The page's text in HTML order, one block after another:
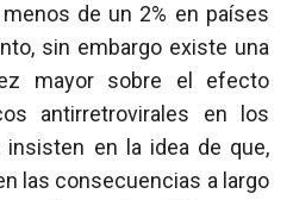
de un 2% en países
sin embargo existe una
mayor sobre el efecto
antirretrovirales en los
en la idea de que,
las consecuencias a largo